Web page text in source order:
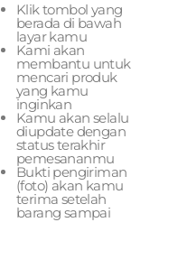
Klik tombol yang
berada di bawah
layar kamu
Kami akan
membantu untuk
mencari produk
yang kamu
inginkan
Kamu akan selalu
diupdate dengan
status terakhir
pemesananmu
Bukti pengiriman
(foto) akan kamu
terima setelah
barang sampai